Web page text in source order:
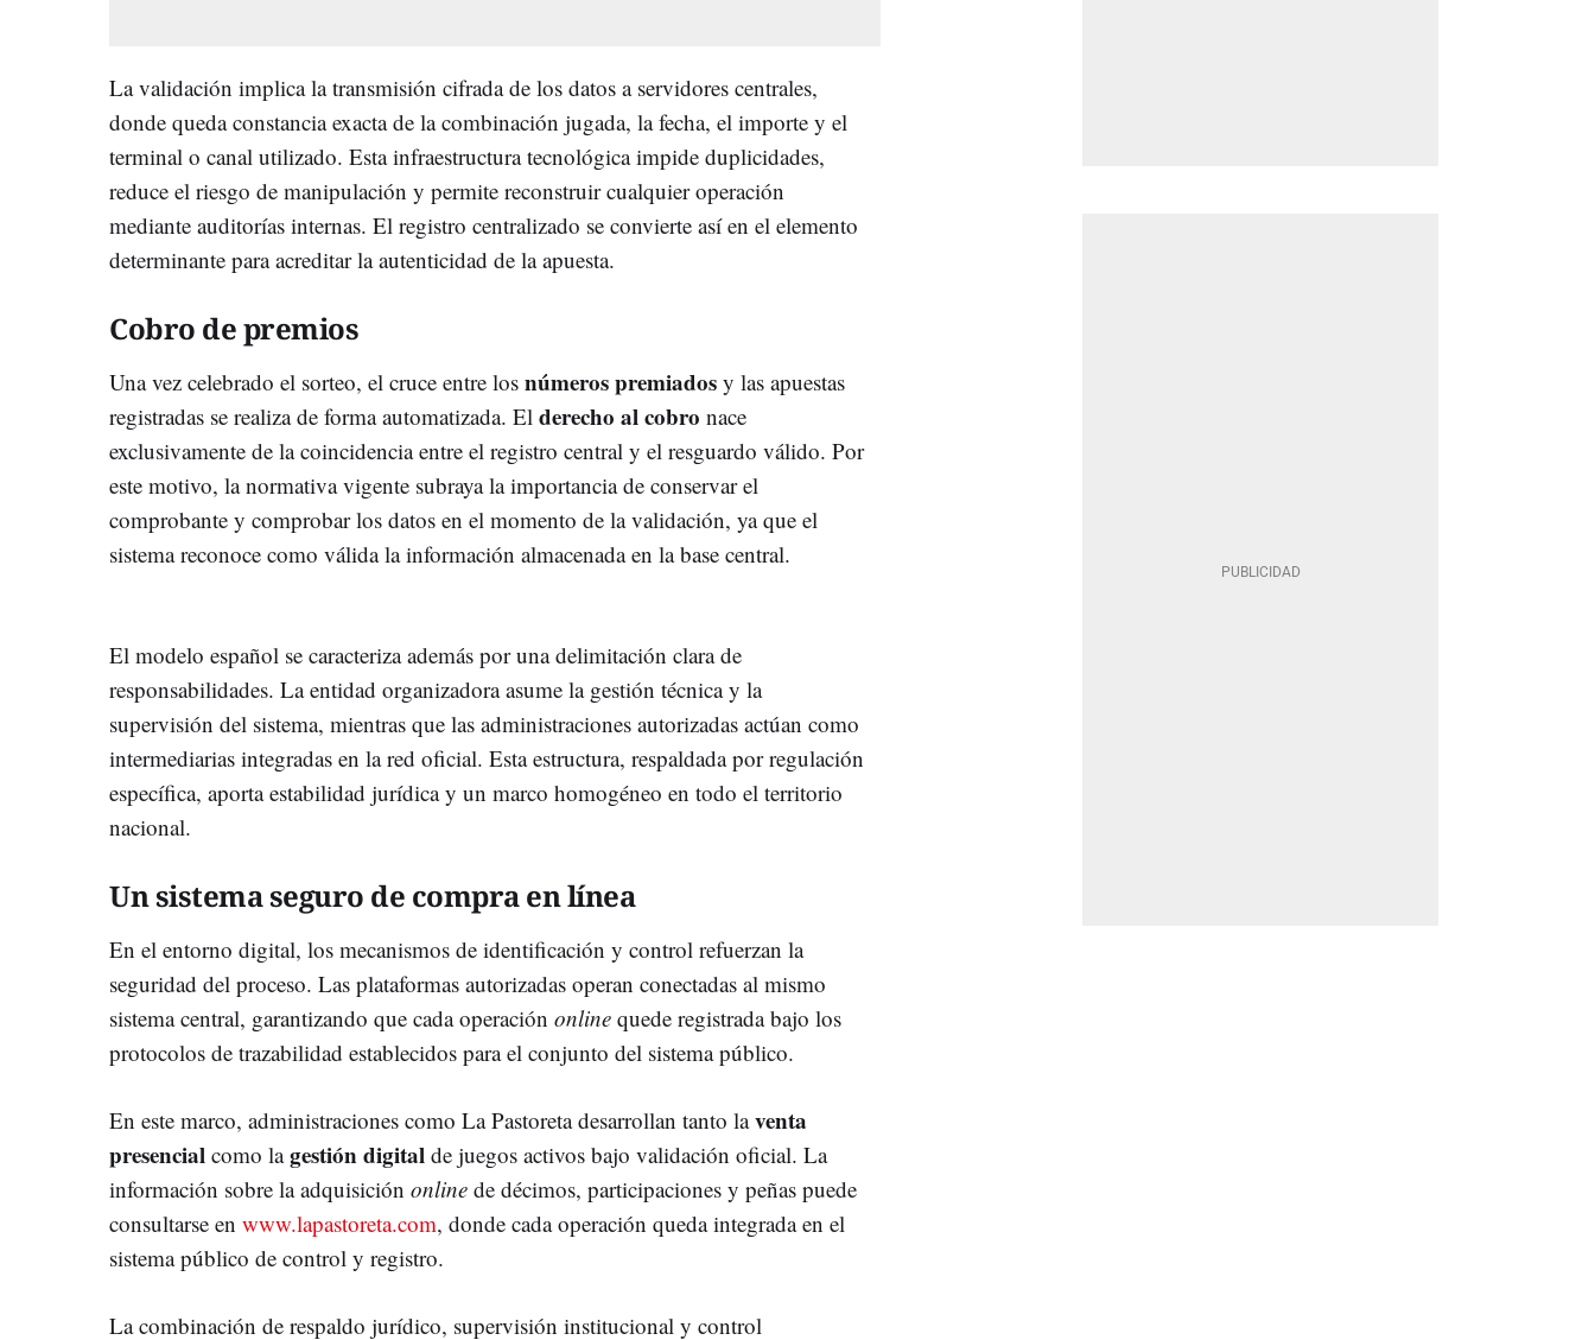
La validación implica la transmisión cifrada de los datos a servidores centrales,
donde queda constancia exacta de la combinación jugada, la fecha, el importe y el
terminal o canal utilizado. Esta infraestructura tecnológica impide duplicidades,
reduce el riesgo de manipulación y permite reconstruir cualquier operación
mediante auditorías internas. El registro centralizado se convierte así en el elemento
determinante para acreditar la autenticidad de la apuesta.
Cobro de premios
Una vez celebrado el sorteo, el cruce entre los números premiados y las apuestas
registradas se realiza de forma automatizada. El derecho al cobro nace
exclusivamente de la coincidencia entre el registro central y el resguardo válido. Por
este motivo, la normativa vigente subraya la importancia de conservar el
comprobante y comprobar los datos en el momento de la validación, ya que el
sistema reconoce como válida la información almacenada en la base central.
El modelo español se caracteriza además por una delimitación clara de
responsabilidades. La entidad organizadora asume la gestión técnica y la
supervisión del sistema, mientras que las administraciones autorizadas actúan como
intermediarias integradas en la red oficial. Esta estructura, respaldada por regulación
específica, aporta estabilidad jurídica y un marco homogéneo en todo el territorio
nacional.
Un sistema seguro de compra en línea
En el entorno digital, los mecanismos de identificación y control refuerzan la
seguridad del proceso. Las plataformas autorizadas operan conectadas al mismo
sistema central, garantizando que cada operación online quede registrada bajo los
protocolos de trazabilidad establecidos para el conjunto del sistema público.
En este marco, administraciones como La Pastoreta desarrollan tanto laventa
presencial como lagestión digital de juegos activos bajo validación oficial. La
información sobre la adquisición online de décimos, participaciones y peñas puede
consultarse en www.lapastoreta.com, donde cada operación queda integrada en el
sistema público de control y registro.
La combinación de respaldo jurídico, supervisión institucional y control